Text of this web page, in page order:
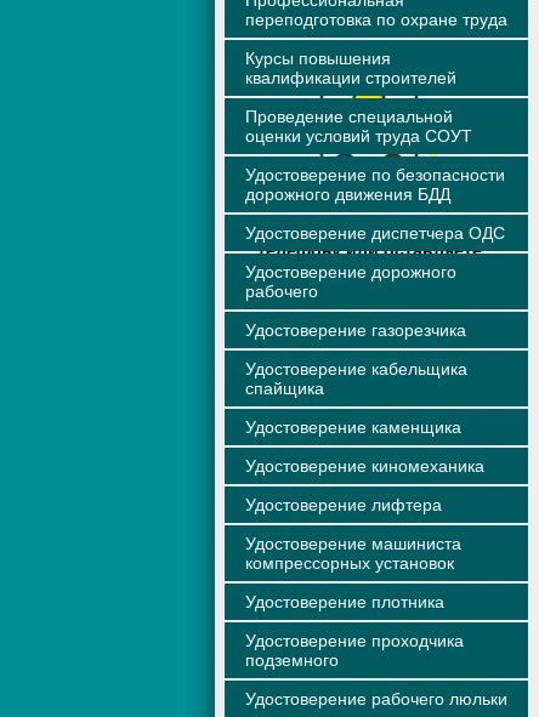
Вы связываетесь с нами по
телефону или оставляете
заявку на сайте
переподготовка по охране труда
Курсы повышения
квалификации строителей
Проведение специальной
оценки условий труда СОУТ
Удостоверение по безопасности
дорожного движения БДД
Удостоверение диспетчера ОДС
Удостоверение дорожного
рабочего
Удостоверение газорезчика
Удостоверение кабельщика
спайщика
Удостоверение каменщика
Удостоверение киномеханика
Удостоверение лифтера
Удостоверение машиниста
компрессорных установок
Удостоверение плотника
Удостоверение проходчика
подземного
Удостоверение рабочего люльки